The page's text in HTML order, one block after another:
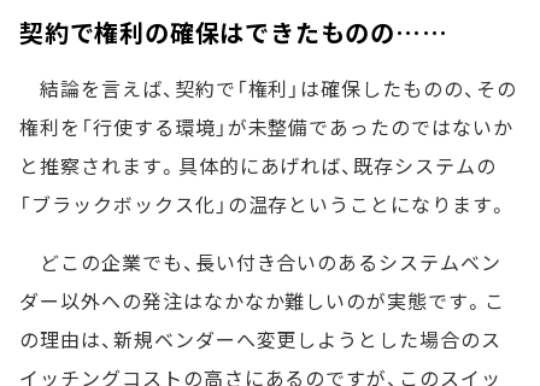
契約で権利の確保はできたものの……
結論を言えば、契約で「権利」は確保したものの、その
権利を「行使する環境」が未整備であったのではないか
と推察されます。具体的にあげれば、既存システムの
「ブラックボックス化」の温存ということになります。
どこの企業でも、長い付き合いのあるシステムベン
ダー以外への発注はなかなか難しいのが実態です。こ
の理由は、新規ベンダーへ変更しようとした場合のス
イッチングコストの高さにあるのですが、このスイッ